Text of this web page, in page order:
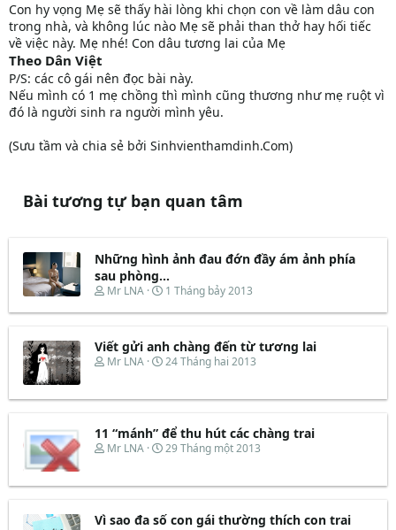
Con hy vọng Mẹ sẽ thấy hài lòng khi chọn con về làm dâu con
trong nhà, và không lúc nào Mẹ sẽ phải than thở hay hối tiếc
về việc này. Mẹ nhé! Con dâu tương lai của Mẹ
Theo Dân Việt
P/S: các cô gái nên đọc bài này.
Nếu mình có 1 mẹ chồng thì mình cũng thương như mẹ ruột vì
đó là người sinh ra người mình yêu.
(Sưu tầm và chia sẻ bởi Sinhvienthamdinh.Com)
Bài tương tự bạn quan tâm
Những hình ảnh đau đớn đầy ám ảnh phía
sau phòng...
T
r
a
d
a
t
e
Mr LNA
N
à
b
ắ
ầ
1 Tháng bảy 2013
Viết gửi anh chàng đến từ tương lai
T
e
d
s
r
e
Mr LNA
N
y
ắ
t
u
24 Tháng hai 2013
11 “mánh” để thu hút các chàng trai
T
e
d
Mr LNA
N
y
ắ
29 Tháng một 2013
Vì sao đa số con gái thường thích con trai